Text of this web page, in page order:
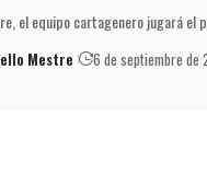
el equipo cartagenero jugará el
Mestre 6 de septiembre de